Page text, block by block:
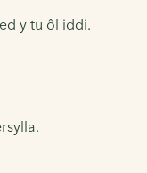
y tu ôl iddi.